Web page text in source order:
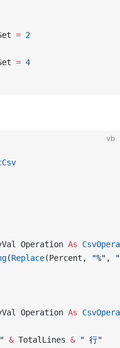
= 2
= 4
vb
Operation As
(Replace(Percent, "%" ,
Operation As
& TotalLines & " 行"